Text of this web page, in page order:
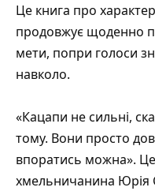
Це книга про
продовжує щоденно
мети, попри голоси
навколо.
«Кацапи не сильні,
тому. Вони просто
впоратись можна».
хмельничанина Юрія